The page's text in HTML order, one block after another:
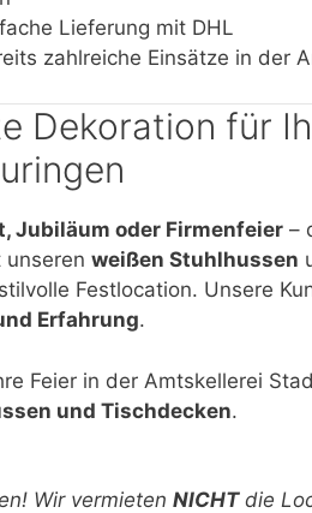
Lieferung mit DHL
zahlreiche Einsätze in der
Dekoration für
Jubiläum oder Firmenfeier –
unseren weißen Stuhlhussen
Festlocation. Unsere
Erfahrung.
Feier in der Amtskellerei
und Tischdecken.
Wir vermieten NICHTdie